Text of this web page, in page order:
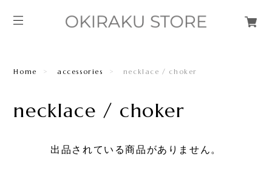
Home accessories necklace / choker
necklace / choker
出品されている商品がありません。